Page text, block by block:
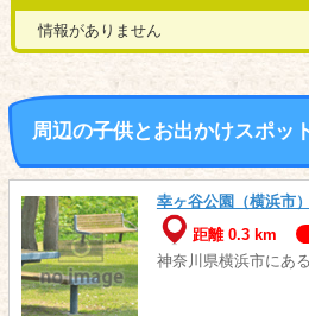
情報がありません
周辺の子供とお出かけスポッ
幸ヶ谷公園（横浜市）
距離 0.3 km
神奈川県横浜市にあ